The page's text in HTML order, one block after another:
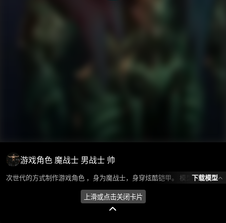
游戏角色 魔战士 男战士 帅
次世代的方式制作游戏角色 ，身为魔战士，身穿炫酷铠甲。 模型所属分类为“人物角色-男人”，模型风格为写实，模型ID为101392，本模型由设计师 Huan环 在2024-08-22 14:13:05上传，含.fbx，.gltf，.max(3dsMax)相关源文件下载格式，点数为16133，面数为23579，材质数为4，贴图数为8，CG美术之家持续为您更新与数字孪生、影视动画和游戏VR等相关优质资源。
下载模型
上滑或点击关闭卡片